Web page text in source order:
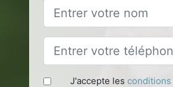
J'accepte les conditions